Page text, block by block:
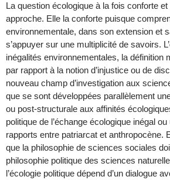
La question écologique à la fois conforte
approche. Elle la conforte puisque
environnementale, dans son extension et
s’appuyer sur une multiplicité de savoirs.
inégalités environnementales, la définition
par rapport à la notion d’injustice ou de
nouveau champ d’investigation aux
que se sont développées parallèlement
ou post-structurale aux affinités
politique de l’échange écologique inégal
rapports entre patriarcat et anthropocène.
que la philosophie de sciences sociales
philosophie politique des sciences
l’écologie politique dépend d’un dialogue